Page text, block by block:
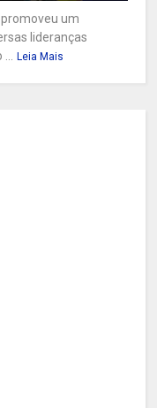
promoveu um
lideranças
Leia Mais